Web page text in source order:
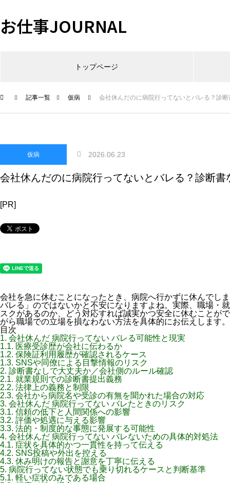
お仕事JOURNAL
トップページ
記事一覧 仮病 会社休んだのに病院行ってないとバレる？診
仮病 2026.06.23
会社休んだのに病院行ってないとバレる？診断
[PR]
会社を急に休むことになったとき、病院へ行かずに休んでし
バレる」のではないかと不安になりますよね。実際、職場・
スクがあるのか、どう対応すれば誠実かつ安全に休むことが
がら職場での立場を損なわない方法を具体的にお伝えします。
目次
1. 会社休んだ 病院行ってない バレる可能性と現実
1.1. 医療受診歴が会社に伝わるか
1.2. 保険証利用履歴が確認されるケース
1.3. SNSや同僚による目撃情報のリスク
2. 診断書なしで大丈夫か／会社側のルール確認
2.1. 就業規則での診断書提出義務
2.2. 法律上の義務と制限
2.3. 会社から病院名や受診の有無を聞かれた場合の対応
3. 会社休んだ 病院行ってない バレたときのリスク
3.1. 信頼の低下と人間関係への影響
3.2. 評価や処遇に与える影響
3.3. 法的・制度的な事態に発展する可能性
4. 会社休んだ 病院行ってない バレないための具体的対処法
4.1. 症状を具体的かつ一貫性を持って伝える
4.2. SNS投稿や外出を控える
4.3. 休み明けの報告と謝意を丁寧に伝える
5. 病院行ってない状態でも乗り切れるケースと判断基準
5.1. 軽い症状のみである場合